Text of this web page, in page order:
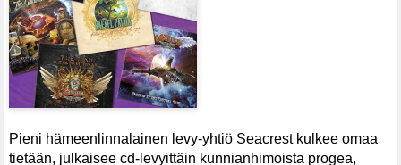
Pieni hämeenlinnalainen levy-yhtiö Seacrest kulkee omaa
tietään, julkaisee cd-levyittäin kunnianhimoista progea,